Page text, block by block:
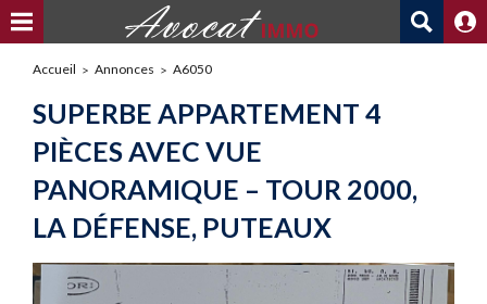
Accueil Annonces A6050
SUPERBE APPARTEMENT 4
PIÈCES AVEC VUE
PANORAMIQUE – TOUR 2000,
LA DÉFENSE, PUTEAUX